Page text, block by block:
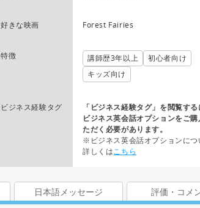
好きな映画 Forest Fairies
特徴 講師歴3年以上
初心者向け
キッズ向け
ビジネス経験タグ
「ビジネス経験タグ」を閲覧す
ビジネス英会話オプションをご
ただく必要があります。
※ビジネス英会話オプションにつ
詳しくはこちら
日本語メッセージ 評価・コメ